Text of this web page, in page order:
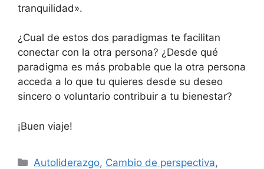
tranquilidad».
¿Cual de estos dos paradigmas te facilitan
conectar con la otra persona? ¿Desde qué
paradigma es más probable que la otra persona
acceda a lo que tu quieres desde su deseo
sincero o voluntario contribuir a tu bienestar?
¡Buen viaje!
Categorías
Autoliderazgo, Cambio de perspectiva,